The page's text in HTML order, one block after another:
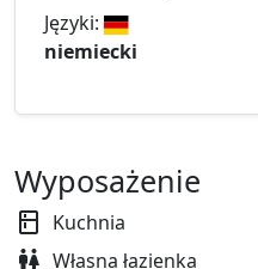
Języki:
niemiecki
Wyposażenie
Kuchnia
Własna łazienka